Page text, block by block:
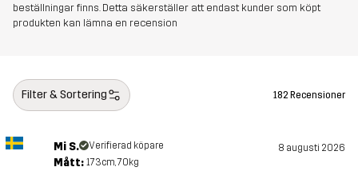
Yttersula 100% Gummi
Skapad för VANDRING
Artikelnummer 11087_4106
beställningar finns. Detta säkerställer att endast kunder som köpt
produkten kan lämna en recension
Filter & Sortering 182 Recensioner
Mi S. Verifierad köpare 8 augusti 2026
Mått: 173cm, 70kg